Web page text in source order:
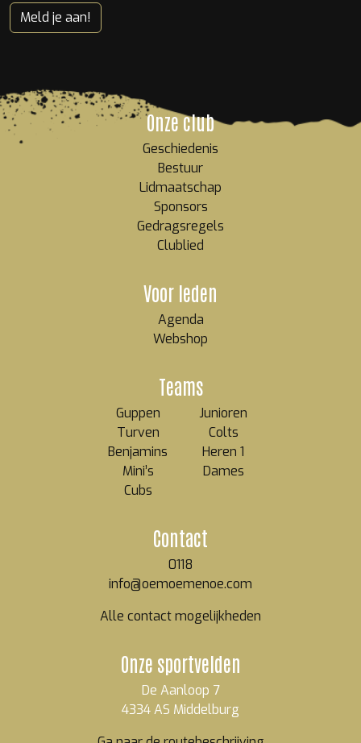
Meld je aan!
Onze club
Geschiedenis
Bestuur
Lidmaatschap
Sponsors
Gedragsregels
Clublied
Teams
Guppen
Turven
Benjamins
Mini’s
Cubs
Junioren
Colts
Heren 1
Dames
Voor leden
Agenda
Webshop
Contact
0118
info@oemoemenoe.com
Alle contact mogelijkheden
Onze sportvelden
De Aanloop 7
4334 AS Middelburg